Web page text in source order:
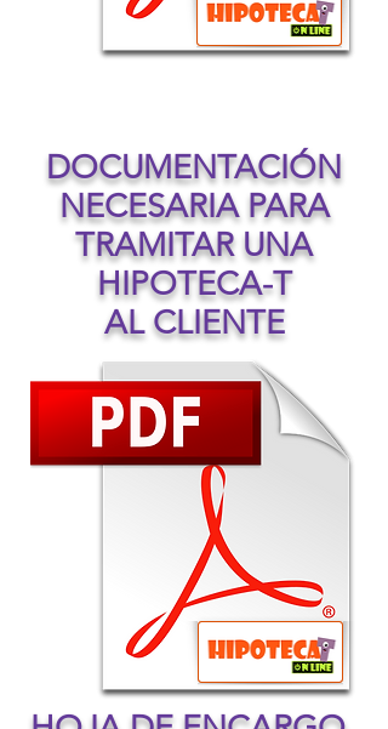
DOCUMENTACIÓN
NECESARIA PARA
TRAMITAR UNA
HIPOTECA-T
AL CLIENTE